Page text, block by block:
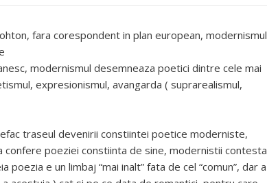
fara corespondent in plan european, modernismul
modernismul desemneaza poetici dintre cele mai
expresionismul, avangarda ( suprarealismul,
traseul devenirii constiintei poetice moderniste,
poeziei constiinta de sine, modernistii contesta
e un limbaj “mai inalt” fata de cel “comun”, dar a